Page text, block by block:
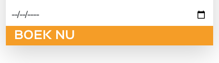
BOEK NU